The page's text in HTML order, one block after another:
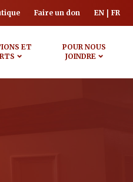
Faire un don EN FR
ET
POUR NOUS
JOINDRE